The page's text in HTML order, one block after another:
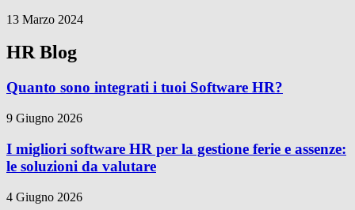
13 Marzo 2024
HR Blog
Quanto sono integrati i tuoi Software HR?
9 Giugno 2026
I migliori software HR per la gestione ferie e assenze:
le soluzioni da valutare
4 Giugno 2026